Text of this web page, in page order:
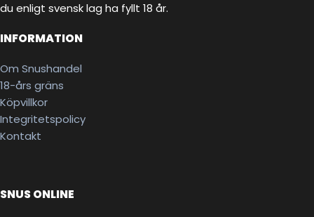
du enligt svensk lag ha fyllt 18 år.
INFORMATION
Om Snushandel
18-års gräns
Köpvillkor
Integritetspolicy
Kontakt
SNUS ONLINE